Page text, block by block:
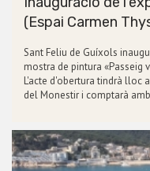
(Espai Carmen
Sant Feliu de Guíxols
mostra de pintura «Passeig
L'acte d'obertura tindrà lloc
del Monestir i comptarà